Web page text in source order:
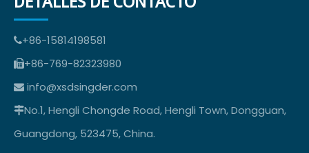
+86-15814198581
+86-769-82323980
 info@xsdsingder.com
No.1, Hengli Chongde Road, Hengli Town, Dongguan,
Guangdong, 523475, China.